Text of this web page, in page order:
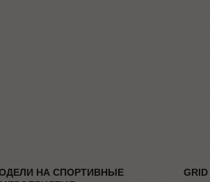
НА СПОРТИВНЫЕ